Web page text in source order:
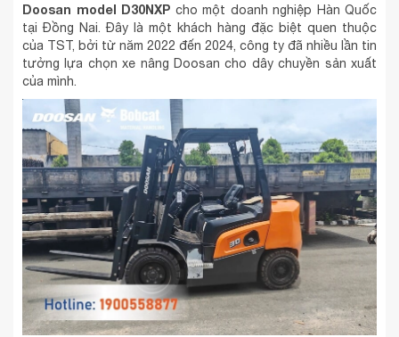
Doosan model D30NXP cho một doanh nghiệp Hàn Quốc
tại Đồng Nai. Đây là một khách hàng đặc biệt quen thuộc
của TST, bởi từ năm 2022 đến 2024, công ty đã nhiều lần tin
tưởng lựa chọn xe nâng Doosan cho dây chuyền sản xuất
của mình.